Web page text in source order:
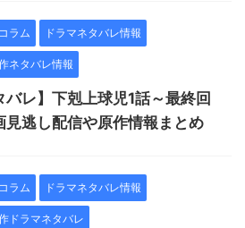
ラム ドラマネタバレ情報
ネタバレ情報
バレ】下剋上球児1話～最終回
見逃し配信や原作情報まとめ
ラム ドラマネタバレ情報
ドラマネタバレ